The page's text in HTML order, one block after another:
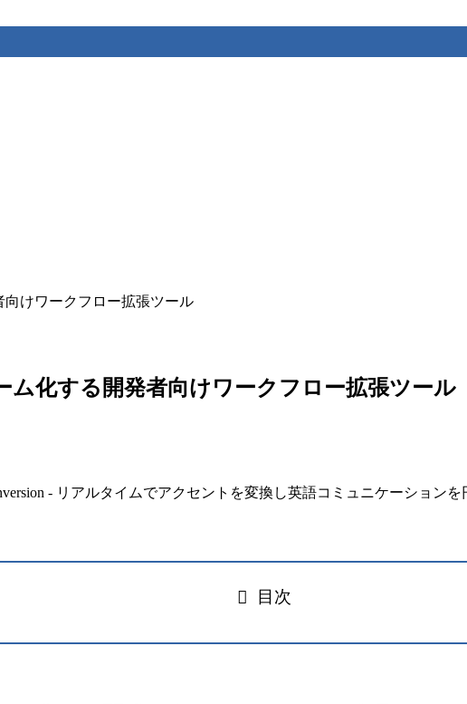
向けワークフロー拡張ツール
ム化する開発者向けワークフロー拡張ツール
目次